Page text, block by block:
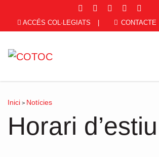
ACCÉS COL·LEGIATS CONTACTE
Inici > Notícies
Horari d’estiu